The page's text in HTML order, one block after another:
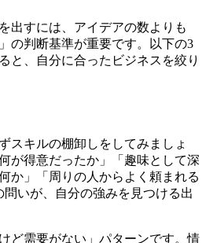
出すには、アイデアの数よりも
の判断基準が重要です。以下の3
と、自分に合ったビジネスを絞り
スキルの棚卸しをしてみましょ
が得意だったか」「趣味として深
か」「周りの人からよく頼まれる
いが、自分の強みを見つける出
ど需要がない」パターンです。情